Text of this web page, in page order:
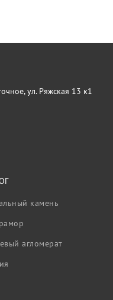
ул. Ряжская 13 к1
камень
агломерат